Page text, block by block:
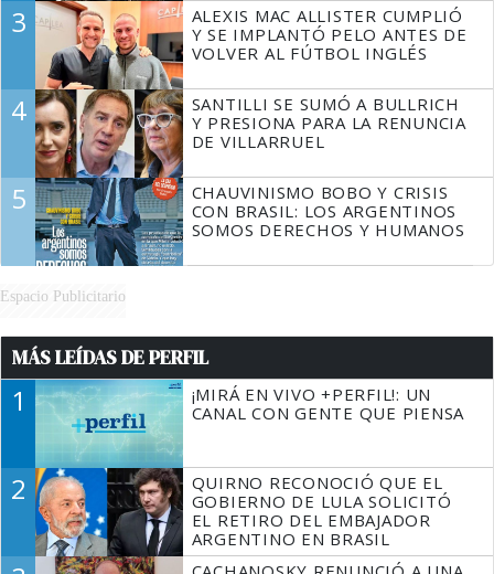
3
ALEXIS MAC ALLISTER CUMPLIÓ
Y SE IMPLANTÓ PELO ANTES DE
VOLVER AL FÚTBOL INGLÉS
4
SANTILLI SE SUMÓ A BULLRICH
Y PRESIONA PARA LA RENUNCIA
DE VILLARRUEL
5
CHAUVINISMO BOBO Y CRISIS
CON BRASIL: LOS ARGENTINOS
SOMOS DERECHOS Y HUMANOS
Espacio Publicitario
MÁS LEÍDAS DE PERFIL
1
¡MIRÁ EN VIVO +PERFIL!: UN
CANAL CON GENTE QUE PIENSA
2
QUIRNO RECONOCIÓ QUE EL
GOBIERNO DE LULA SOLICITÓ
EL RETIRO DEL EMBAJADOR
ARGENTINO EN BRASIL